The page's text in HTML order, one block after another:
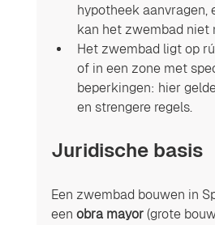
hypotheek aanvragen,
kan het zwembad niet
Het zwembad ligt op
of in een zone met
beperkingen: hier
en strengere regels.
Juridische basis
Een zwembad bouwen in
een obra mayor (grote